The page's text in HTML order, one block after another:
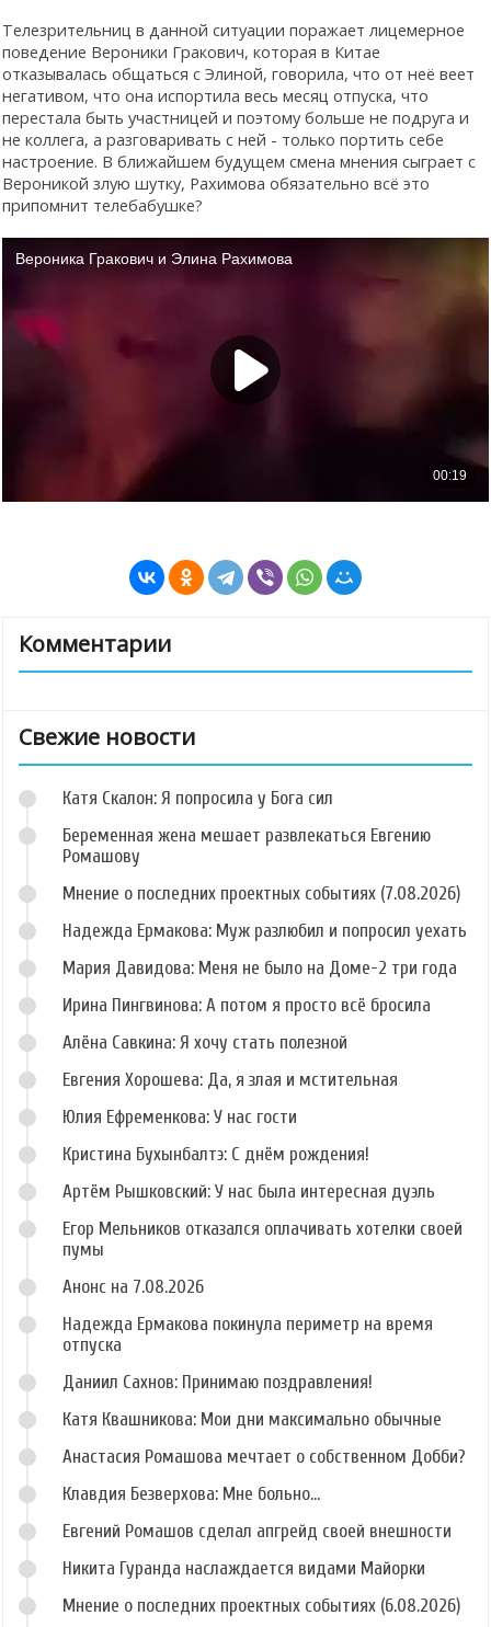
Телезрительниц в данной ситуации поражает лицемерное
поведение Вероники Гракович, которая в Китае
отказывалась общаться с Элиной, говорила, что от неё веет
негативом, что она испортила весь месяц отпуска, что
перестала быть участницей и поэтому больше не подруга и
не коллега, а разговаривать с ней - только портить себе
настроение. В ближайшем будущем смена мнения сыграет с
Вероникой злую шутку, Рахимова обязательно всё это
припомнит телебабушке?
Комментарии
Свежие новости
Катя Скалон: Я попросила у Бога сил
Беременная жена мешает развлекаться Евгению
Ромашову
Мнение о последних проектных событиях (7.08.2026)
Надежда Ермакова: Муж разлюбил и попросил уехать
Мария Давидова: Меня не было на Доме-2 три года
Ирина Пингвинова: А потом я просто всё бросила
Алёна Савкина: Я хочу стать полезной
Евгения Хорошева: Да, я злая и мстительная
Юлия Ефременкова: У нас гости
Кристина Бухынбалтэ: С днём рождения!
Артём Рышковский: У нас была интересная дуэль
Егор Мельников отказался оплачивать хотелки своей
пумы
Анонс на 7.08.2026
Надежда Ермакова покинула периметр на время
отпуска
Даниил Сахнов: Принимаю поздравления!
Катя Квашникова: Мои дни максимально обычные
Анастасия Ромашова мечтает о собственном Добби?
Клавдия Безверхова: Мне больно...
Евгений Ромашов сделал апгрейд своей внешности
Никита Гуранда наслаждается видами Майорки
Мнение о последних проектных событиях (6.08.2026)